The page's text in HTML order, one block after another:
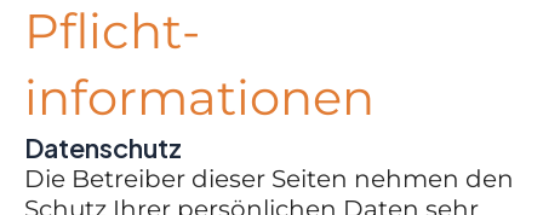
Pflicht­
informationen
Datenschutz
Die Betreiber dieser Seiten nehmen den